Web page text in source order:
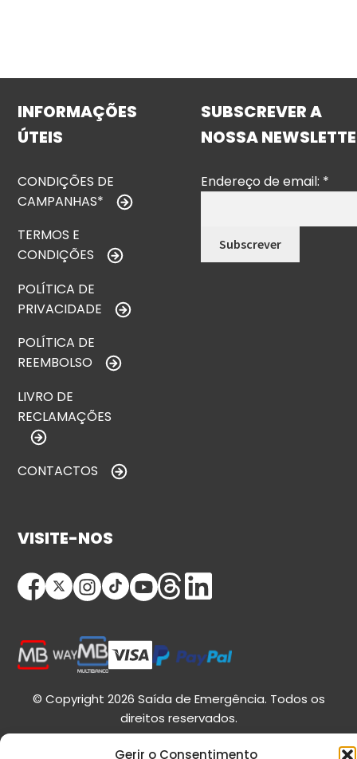
Gerir o Consentimento
INFORMAÇÕES
ÚTEIS
CONDIÇÕES DE
CAMPANHAS*
TERMOS E
CONDIÇÕES
POLÍTICA DE
PRIVACIDADE
POLÍTICA DE
REEMBOLSO
LIVRO DE
RECLAMAÇÕES
CONTACTOS
SUBSCREVER A
NOSSA
Endereço de email: *
VISITE-NOS
© Copyright 2026 Saída de Emergência. Todos os
direitos reservados.